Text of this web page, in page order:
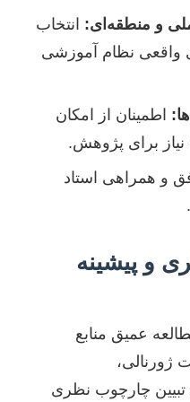
و منطقه‌ای: انتخاب
واقعی نظام آموزشی
اطمینان از امکان
برای پژوهش.
و همراهی استاد
و پیشینه
عمیق منابع
ژورنالی،
تبیین چارچوب نظری